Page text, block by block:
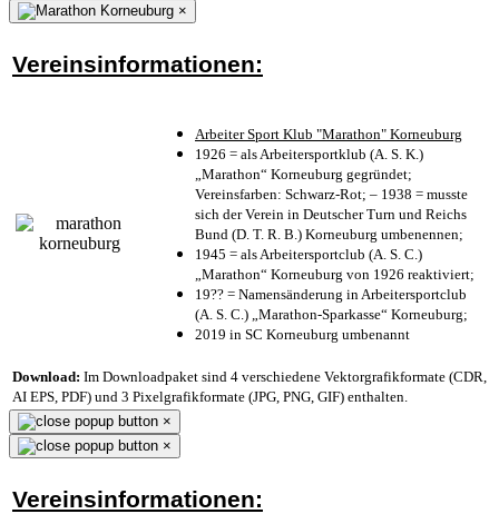
×
Vereinsinformationen:
Arbeiter Sport Klub "Marathon" Korneuburg
1926 = als Arbeitersportklub (A. S. K.)
„Marathon“ Korneuburg gegründet;
Vereinsfarben: Schwarz-Rot; – 1938 = musste
sich der Verein in Deutscher Turn und Reichs
Bund (D. T. R. B.) Korneuburg umbenennen;
1945 = als Arbeitersportclub (A. S. C.)
„Marathon“ Korneuburg von 1926 reaktiviert;
19?? = Namensänderung in Arbeitersportclub
(A. S. C.) „Marathon-Sparkasse“ Korneuburg;
2019 in SC Korneuburg umbenannt
Download: Im Downloadpaket sind 4 verschiedene Vektorgrafikformate (CDR,
AI EPS, PDF) und 3 Pixelgrafikformate (JPG, PNG, GIF) enthalten.
×
×
Vereinsinformationen: